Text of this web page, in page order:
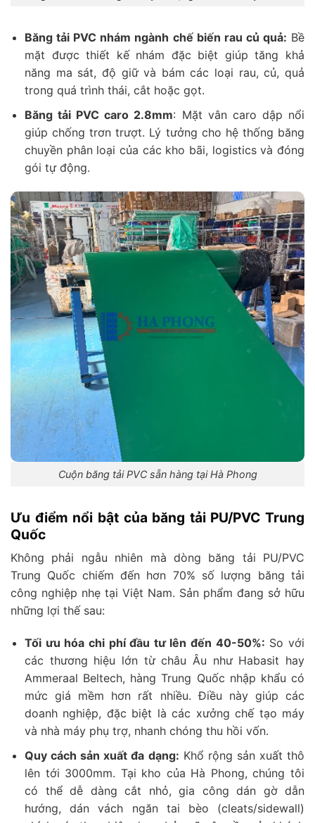
Băng tải PVC nhám ngành chế biến rau củ quả: Bề
mặt được thiết kế nhám đặc biệt giúp tăng khả
năng ma sát, độ giữ và bám các loại rau, củ, quả
trong quá trình thái, cắt hoặc gọt.
Băng tải PVC caro 2.8mm: Mặt vân caro dập nổi
giúp chống trơn trượt. Lý tưởng cho hệ thống băng
chuyền phân loại của các kho bãi, logistics và đóng
gói tự động.
Cuộn băng tải PVC sẵn hàng tại Hà Phong
Ưu điểm nổi bật của băng tải PU/PVC Trung
Quốc
Không phải ngẫu nhiên mà dòng băng tải PU/PVC
Trung Quốc chiếm đến hơn 70% số lượng băng tải
công nghiệp nhẹ tại Việt Nam. Sản phẩm đang sở hữu
những lợi thế sau:
Tối ưu hóa chi phí đầu tư lên đến 40-50%: So với
các thương hiệu lớn từ châu Âu như Habasit hay
Ammeraal Beltech, hàng Trung Quốc nhập khẩu có
mức giá mềm hơn rất nhiều. Điều này giúp các
doanh nghiệp, đặc biệt là các xưởng chế tạo máy
và nhà máy phụ trợ, nhanh chóng thu hồi vốn.
Quy cách sản xuất đa dạng: Khổ rộng sản xuất thô
lên tới 3000mm. Tại kho của Hà Phong, chúng tôi
có thể dễ dàng cắt nhỏ, gia công dán gờ dẫn
hướng, dán vách ngăn tai bèo (cleats/sidewall)